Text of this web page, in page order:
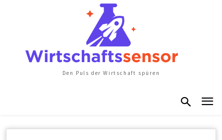
Den Puls der Wirtschaft spüren